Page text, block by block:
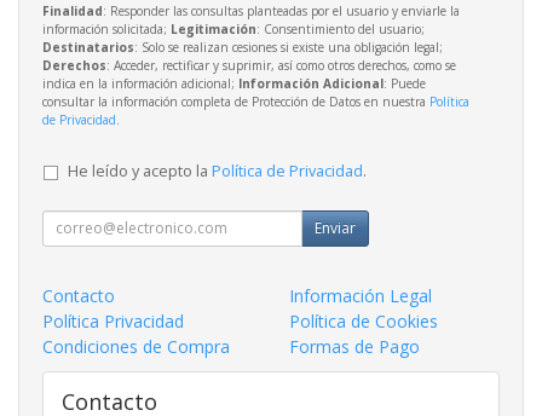
Finalidad: Responder las consultas planteadas por el usuario y enviarle la
información solicitada; Legitimación: Consentimiento del usuario;
Destinatarios: Solo se realizan cesiones si existe una obligación legal;
Derechos: Acceder, rectificar y suprimir, así como otros derechos, como se
indica en la información adicional; Información Adicional: Puede
consultar la información completa de Protección de Datos en nuestra Política
de Privacidad
He leído y acepto la Política de Privacidad.
Enviar
Contacto
Información Legal
Política Privacidad
Política de Cookies
Condiciones de Compra
Formas de Pago
Contacto